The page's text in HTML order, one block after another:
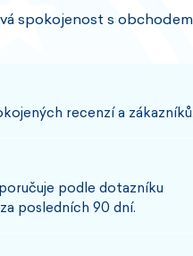
spokojenost s
recenzí a zákazníků.
podle dotazníku
posledních 90 dní.